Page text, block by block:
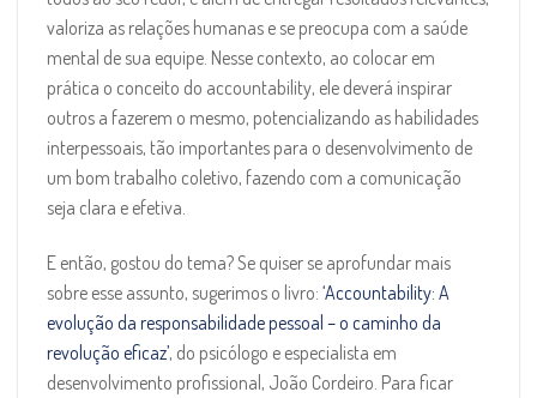
valoriza as relações humanas e se preocupa com a saúde
mental de sua equipe. Nesse contexto, ao colocar em
prática o conceito do accountability, ele deverá inspirar
outros a fazerem o mesmo, potencializando as habilidades
interpessoais, tão importantes para o desenvolvimento de
um bom trabalho coletivo, fazendo com a comunicação
seja clara e efetiva.
E então, gostou do tema? Se quiser se aprofundar mais
sobre esse assunto, sugerimos o livro: ‘Accountability: A
evolução da responsabilidade pessoal – o caminho da
revolução eficaz’, do psicólogo e especialista em
desenvolvimento profissional, João Cordeiro. Para ficar